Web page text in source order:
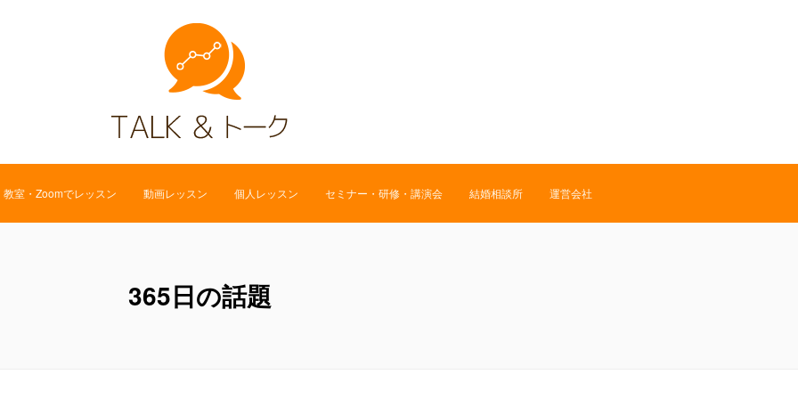
教室・Zoomでレッスン 動画レッスン 個人レッスン セミナー・研修・講演会 結婚相談所 運営会社
365日の話題